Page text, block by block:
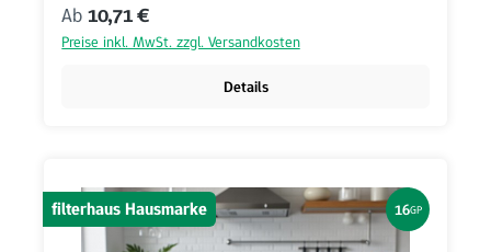
Regulärer Preis:
Ab 10,71 €
Preise inkl. MwSt. zzgl. Versandkosten
Details
filterhaus Hausmarke 16GP